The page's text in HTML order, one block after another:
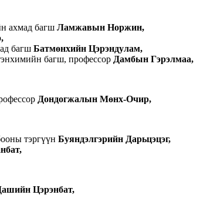
ахмад багш Ламжавын Норжин,
багш Батмөнхийн Цэрэндулам,
багш, профессор Дамбын Гэрэлмаа,
Дондогжалын Мөнх-Очир,
тэргүүн Буяндэлгэрийн Дарьцэцэг,
Цэрэнбат,